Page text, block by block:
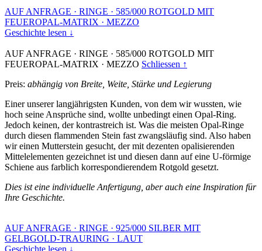
AUF ANFRAGE · RINGE · 585/000 ROTGOLD MIT
FEUEROPAL-MATRIX · MEZZO
Geschichte lesen ↓
AUF ANFRAGE · RINGE · 585/000 ROTGOLD MIT
FEUEROPAL-MATRIX · MEZZO Schliessen ↑
Preis: abhängig von Breite, Weite, Stärke und Legierung
Einer unserer langjährigsten Kunden, von dem wir wussten, wie
hoch seine Ansprüche sind, wollte unbedingt einen Opal-Ring.
Jedoch keinen, der kontrastreich ist. Was die meisten Opal-Ringe
durch diesen flammenden Stein fast zwangsläufig sind. Also haben
wir einen Mutterstein gesucht, der mit dezenten opalisierenden
Mittelelementen gezeichnet ist und diesen dann auf eine U-förmige
Schiene aus farblich korrespondierendem Rotgold gesetzt.
Dies ist eine individuelle Anfertigung, aber auch eine Inspiration für
Ihre Geschichte.
AUF ANFRAGE · RINGE · 925/000 SILBER MIT
GELBGOLD-TRAURING · LAUT
Geschichte lesen ↓